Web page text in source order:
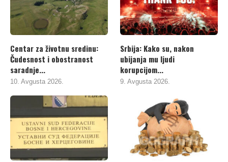
Centar za životnu sredinu:
Čudesnost i obostranost
saradnje...
10. Avgusta 2026.
Srbija: Kako su, nakon
ubijanja mu ljudi
korupcijom...
9. Avgusta 2026.